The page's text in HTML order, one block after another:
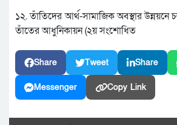
১২. তাঁতিদের আর্থ-সামাজিক অবস্থার
তাঁতের আধুনিকায়ন (২য় সংশোধিত
Share Tweet Share
Messenger Copy Link